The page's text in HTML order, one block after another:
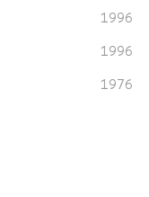
1996
1996
1976